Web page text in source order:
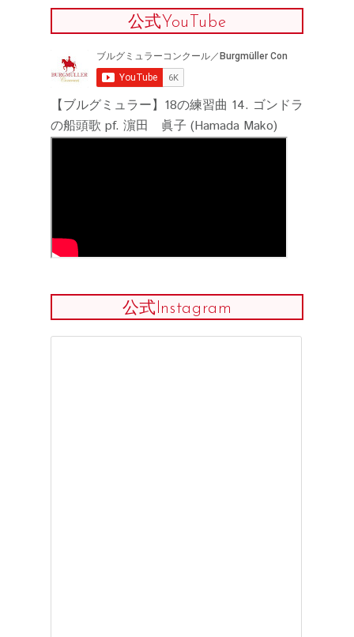
公式YouTube
【ブルグミュラー】18の練習曲 14. ゴンドラ
の船頭歌 pf. 濵田 眞子 (Hamada Mako)
公式Instagram